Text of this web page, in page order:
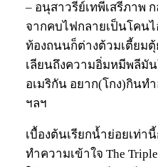
– อนุสาวรีย์เทพีเสรีภาพ
จากคบไฟกลายเป็นโคน
ท้องถนนก็ต่างต้วมเตี้ยม
เลียนถึงความอิ่มหมีพลีมั
อเมริกัน อยาก(โกง)กินท
ฯลฯ
เบื้องต้นเรียกน้ำย่อยเท่
ทำความเข้าใจ The